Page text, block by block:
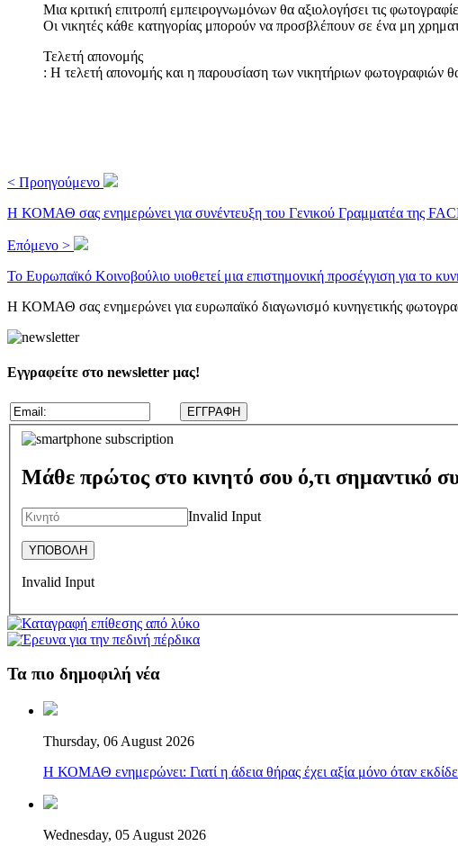
Μια κριτική επιτροπή εμπειρογνωμόνων θα αξιολογήσει τις
Οι νικητές κάθε κατηγορίας μπορούν να προσβλέπουν σε ένα μη
Τελετή απονομής
: Η τελετή απονομής και η παρουσίαση των νικητήριων
< Προηγούμενο
Η ΚΟΜΑΘ σας ενημερώνει για συνέντευξη του Γενικού Γραμματέα της
Επόμενο >
Το Ευρωπαϊκό Κοινοβούλιο υιοθετεί μια επιστημονική προσέγγιση για το
H ΚΟΜΑΘ σας ενημερώνει για ευρωπαϊκό διαγωνισμό κυνηγετικής
Εγγραφείτε στο newsletter μας!
Μάθε πρώτος στο κινητό σου ό,τι σημαντικό
Invalid Input
Invalid Input
Τα πιο δημοφιλή νέα
Thursday, 06 August 2026
Η ΚΟΜΑΘ ενημερώνει: Γιατί η άδεια θήρας έχει αξία μόνο όταν
Wednesday, 05 August 2026